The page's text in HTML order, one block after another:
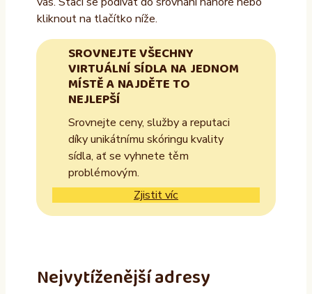
kliknout na tlačítko níže.
SROVNEJTE VŠECHNY
VIRTUÁLNÍ SÍDLA NA JEDNOM
MÍSTĚ A NAJDĚTE TO
NEJLEPŠÍ
Srovnejte ceny, služby a reputaci
díky unikátnímu skóringu kvality
sídla, ať se vyhnete těm
problémovým.
Zjistit víc
Nejvytíženější adresy